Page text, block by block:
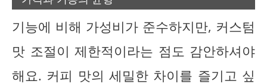
기능에 비해 가성비가 준수하지만, 커스텀
맛 조절이 제한적이라는 점도 감안하셔야
해요. 커피 맛의 세밀한 차이를 즐기고 싶